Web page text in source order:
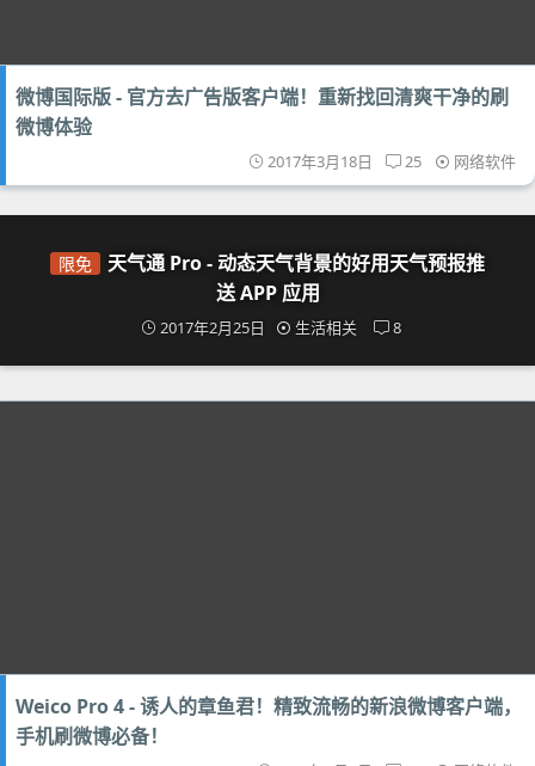
微博国际版 - 官方去广告版客户端！重新找回清爽干净的刷
微博体验
2017年3月18日 25 网络软件
限免
天气通 Pro - 动态天气背景的好用天气预报推
送 APP 应用
2017年2月25日 生活相关 8
Weico Pro 4 - 诱人的章鱼君！精致流畅的新浪微博客户端，
手机刷微博必备！